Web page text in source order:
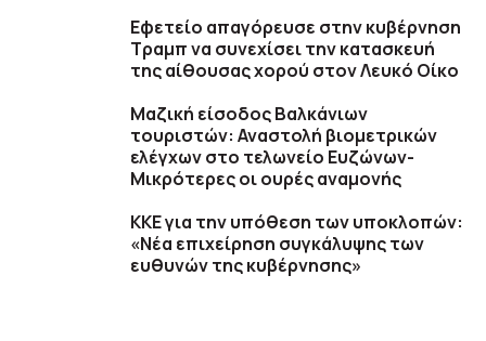
Εφετείο απαγόρευσε στην κυβέρνηση
Τραμπ να συνεχίσει την κατασκευή
της αίθουσας χορού στον Λευκό Οίκο
Μαζική είσοδος Βαλκάνιων
τουριστών: Αναστολή βιομετρικών
ελέγχων στο τελωνείο Ευζώνων-
Μικρότερες οι ουρές αναμονής
ΚΚΕ για την υπόθεση των υποκλοπών:
«Νέα επιχείρηση συγκάλυψης των
ευθυνών της κυβέρνησης»